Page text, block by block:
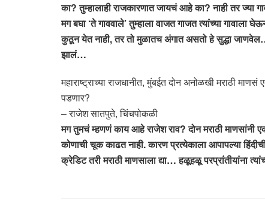
का? तुम्हालाही राजकारणात जायचं आहे का? नाही तर ज्या
मग बघा ‘ते गाववाले’ तुम्हाला वाजत गाजत त्यांच्या
कुठून येत नाही, तर तो मुळातच अंगात असतो हे सुद्धा
झालं…
महाराष्ट्राच्या राजधानीत, मुंबईत दोन अनोळखी मराठी
पडणार?
– राजेश सातपुते, चिंचपोकळी
मग तुमचं म्हणणं काय आहे राजेश राव? दोन मराठी माणसांनी
कोणाची चूक काढत नाही. कारण प्रत्येकाला आपापल्या
क्रेडिट तरी मराठी माणसाला द्या… हळूहळू परप्रांतीयांना